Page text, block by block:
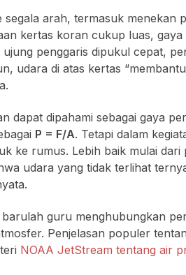
segala arah, termasuk menekan
kertas koran cukup luas,
ujung penggaris dipukul cepat,
udara di atas kertas
dapat dipahami sebagai gaya
P = F/A. Tetapi dalam
ke rumus. Lebih baik mulai dari
udara yang tidak terlihat
guru menghubungkan
Penjelasan populer
NOAA JetStream tentang air